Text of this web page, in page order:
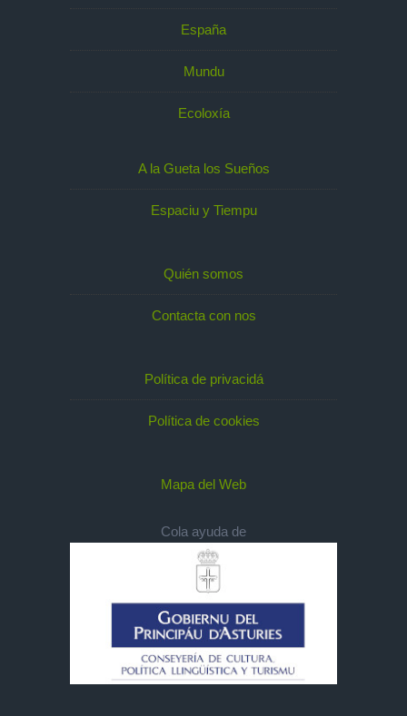
España
Mundu
Ecoloxía
A la Gueta los Sueños
Espaciu y Tiempu
Quién somos
Contacta con nos
Política de privacidá
Política de cookies
Mapa del Web
Cola ayuda de